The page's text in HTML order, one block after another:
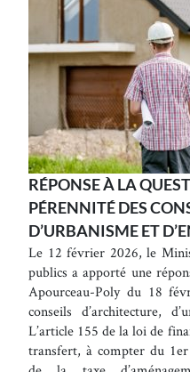
RÉPONSE À LA
PÉRENNITÉ DES
D’URBANISME ET
Le 12 février 2026, le
publics a apporté une
Apourceau-Poly du 18
conseils d’architecture,
L’article 155 de la loi de
transfert, à compter du